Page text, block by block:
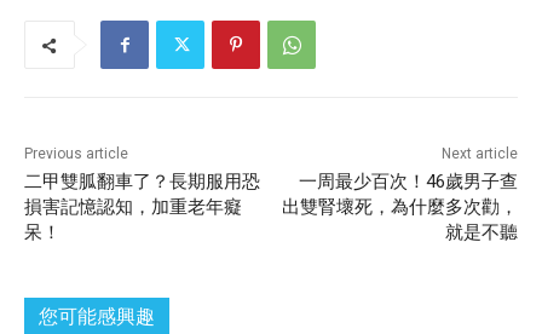
Previous article
二甲雙胍翻車了？長期服用恐
損害記憶認知，加重老年癡
呆！
Next article
一周最少百次！46歲男子查
出雙腎壞死，為什麼多次勸，
就是不聽
您可能感興趣